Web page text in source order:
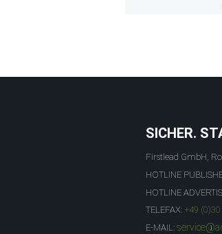
SICHER.
Firstlead GmbH,
HOTLINE
HOTLINE
TELEFAX: +49
E-MAIL: